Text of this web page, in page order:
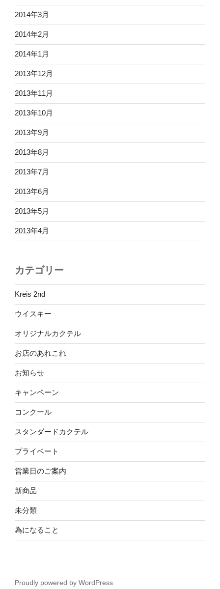
2014年3月
2014年2月
2014年1月
2013年12月
2013年11月
2013年10月
2013年9月
2013年8月
2013年7月
2013年6月
2013年5月
2013年4月
カテゴリー
Kreis 2nd
ウイスキー
オリジナルカクテル
お店のあれこれ
お知らせ
キャンペーン
コンクール
スタンダードカクテル
プライベート
営業日のご案内
新商品
未分類
為になること
Proudly powered by WordPress